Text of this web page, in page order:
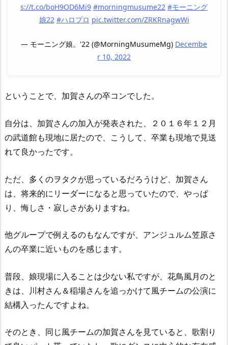
s://t.co/boH9OD6Mi9 #morningmusume22 #モーニング
娘22 #ハロプロ pic.twitter.com/ZRKRnagwWi
— モーニング娘。'22 (@MorningMusumeMg) Decembe
r 10, 2022
ということで、加賀さんの卒コンでした。
自分は、加賀さんの加入が発表された、２０１６年１２月
の武道館も現地に居たので、こうして、卒業も現地で見送
れて良かったです。
ただ、多くのヲタクが思っているだろうけど、加賀さん
は、将来的にリーダーになると思っていたので、やっぱ
り、悔しさ・寂しさがありますね。
他グループで例えるのもなんですが、アンジュルム笠原さ
んの卒業に近いものを感じます。
普段、娘現場に入ることは少ない私ですが、花鳥風月のと
きは、川村さん＆稲場さんを追っかけて風チームの公演に
結構入ったんですよね。
そのとき、同じ風チームの加賀さんを見ていると、歌割り